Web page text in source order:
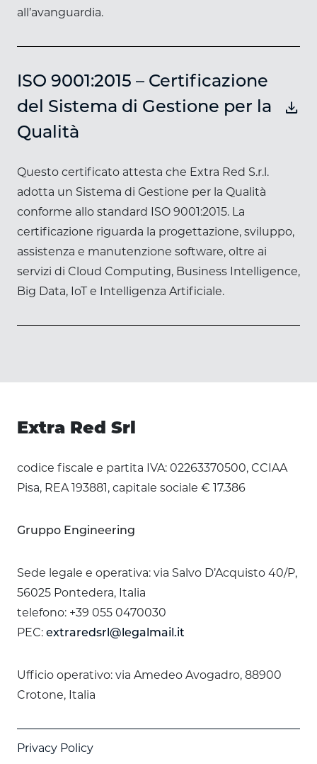
all’avanguardia.
ISO 9001:2015 – Certificazione
del Sistema di Gestione per la
Qualità
download
Questo certificato attesta che Extra Red S.r.l.
adotta un Sistema di Gestione per la Qualità
conforme allo standard ISO 9001:2015. La
certificazione riguarda la progettazione, sviluppo,
assistenza e manutenzione software, oltre ai
servizi di Cloud Computing, Business Intelligence,
Big Data, IoT e Intelligenza Artificiale.
Extra Red Srl
codice fiscale e partita IVA: 02263370500, CCIAA
Pisa, REA 193881, capitale sociale € 17.386
Gruppo Engineering
Sede legale e operativa: via Salvo D’Acquisto 40/P,
56025 Pontedera, Italia
telefono: +39 055 0470030
PEC: extraredsrl@legalmail.it
Ufficio operativo: via Amedeo Avogadro, 88900
Crotone, Italia
Privacy Policy